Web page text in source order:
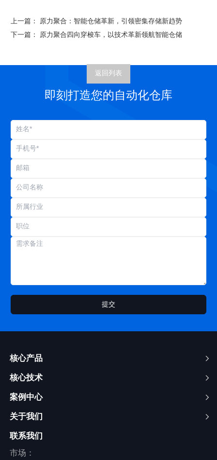
上一篇：
原力聚合：智能仓储革新，引领密集存储新趋势
下一篇：
原力聚合四向穿梭车，以技术革新领航智能仓储
返回列表
即刻打造您的自动化仓库
提交
核心产品
核心技术
案例中心
关于我们
联系我们
市场：